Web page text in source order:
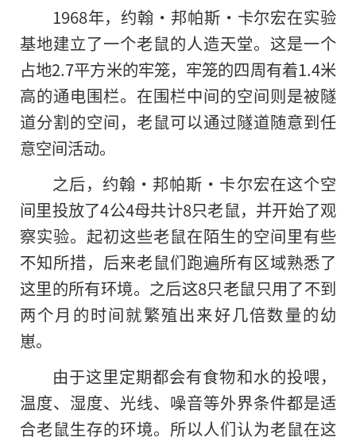
1968年，约翰·邦帕斯·卡尔宏在实验
基地建立了一个老鼠的人造天堂。这是一个
占地2.7平方米的牢笼，牢笼的四周有着1.4米
高的通电围栏。在围栏中间的空间则是被隧
道分割的空间，老鼠可以通过隧道随意到任
意空间活动。
之后，约翰·邦帕斯·卡尔宏在这个空
间里投放了4公4母共计8只老鼠，并开始了观
察实验。起初这些老鼠在陌生的空间里有些
不知所措，后来老鼠们跑遍所有区域熟悉了
这里的所有环境。之后这8只老鼠只用了不到
两个月的时间就繁殖出来好几倍数量的幼
崽。
由于这里定期都会有食物和水的投喂，
温度、湿度、光线、噪音等外界条件都是适
合老鼠生存的环境。所以人们认为老鼠在这